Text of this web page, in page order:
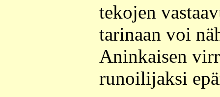
tekojen
tarinaan voi
Aninkaisen
runoilijaksi